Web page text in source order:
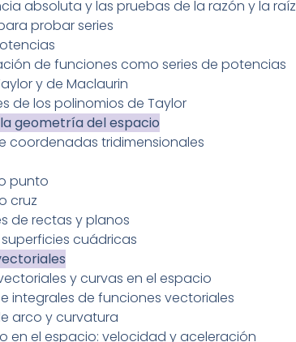
absoluta y las pruebas de la razón y la raíz
probar series
de funciones como series de potencias
y de Maclaurin
de los polinomios de Taylor
geometría del espacio
coordenadas tridimensionales
punto
cruz
de rectas y planos
superficies cuádricas
vectoriales y curvas en el espacio
e integrales de funciones vectoriales
arco y curvatura
en el espacio: velocidad y aceleración